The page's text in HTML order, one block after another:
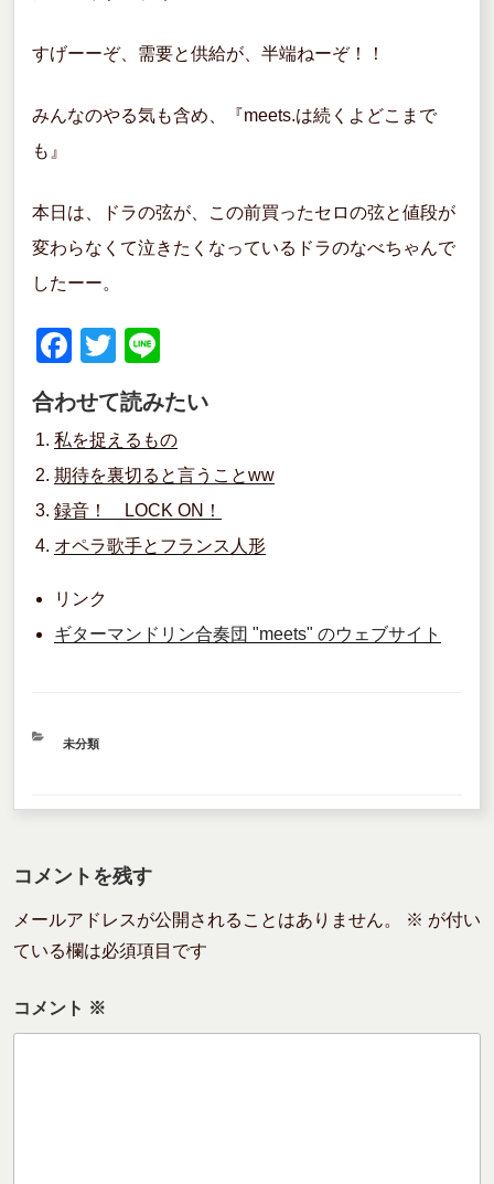
すげーーぞ、需要と供給が、半端ねーぞ！！
みんなのやる気も含め、『meets.は続くよどこまで
も』
本日は、ドラの弦が、この前買ったセロの弦と値段が
変わらなくて泣きたくなっているドラのなべちゃんで
したーー。
F
c
e
b
o
o
k
T
wi
tt
er
e
合わせて読みたい
私を捉えるもの
期待を裏切ると言うことww
録音！ LOCK ON！
オペラ歌手とフランス人形
リンク
ギターマンドリン合奏団 "meets" のウェブサイト
カ
未分類
コメントを残す
メールアドレスが公開されることはありません。 ※ が付い
ている欄は必須項目です
コメント ※